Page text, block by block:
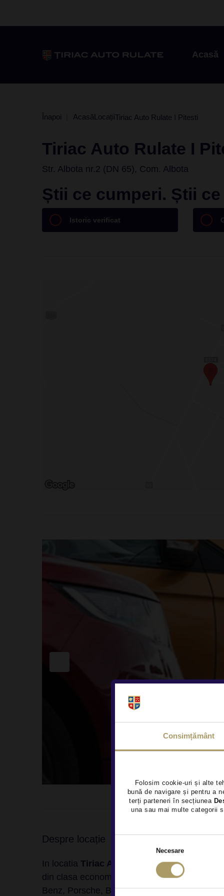
Consimțământ
Folosim cookie-uri și alte
bună de navigare și pentru a
terți parteneri în secțiunea
una sau mai multe categorii
Necesare
Acasă
Înapoi Acasă LocațiiTiriac Auto Rulate I Pitesti
Tiriac Auto Rulate I
Str. Albota nr.2 (DN 65), Com. Albota
Știi ce cumperi. Știi
Istoric verificat
Despre locație
In locatia Tiriac Auto Rulate Pitesti
vei
din clasa economica apartinand marcilor
Benz, Porsche, BMW, Porsche, Volvo, Lexus